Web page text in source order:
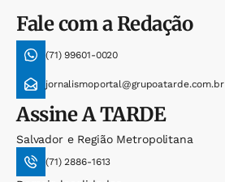
Fale com a Redação
(71) 99601-0020
jornalismoportal@grupoatarde.com.br
AssineA TARDE
Salvador e Região Metropolitana
(71) 2886-1613